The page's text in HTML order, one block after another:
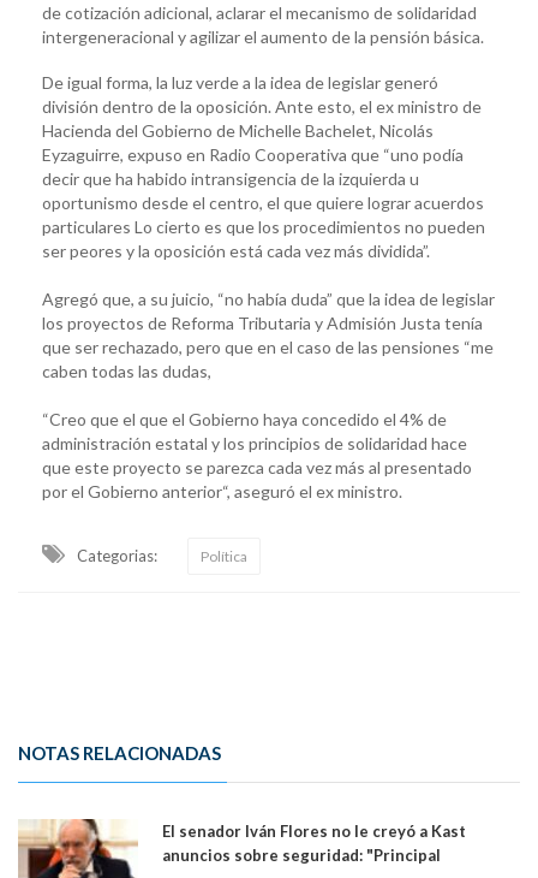
de cotización adicional, aclarar el mecanismo de solidaridad
intergeneracional y agilizar el aumento de la pensión básica.
De igual forma, la luz verde a la idea de legislar generó
división dentro de la oposición. Ante esto, el ex ministro de
Hacienda del Gobierno de Michelle Bachelet, Nicolás
Eyzaguirre, expuso en Radio Cooperativa que “uno podía
decir que ha habido intransigencia de la izquierda u
oportunismo desde el centro, el que quiere lograr acuerdos
particulares Lo cierto es que los procedimientos no pueden
ser peores y la oposición está cada vez más dividida”.
Agregó que, a su juicio, “no había duda” que la idea de legislar
los proyectos de Reforma Tributaria y Admisión Justa tenía
que ser rechazado, pero que en el caso de las pensiones “me
caben todas las dudas,
“Creo que el que el Gobierno haya concedido el 4% de
administración estatal y los principios de solidaridad hace
que este proyecto se parezca cada vez más al presentado
por el Gobierno anterior“, aseguró el ex ministro.
Categorias: Política
NOTAS RELACIONADAS
El senador Iván Flores no le creyó a Kast
anuncios sobre seguridad: "Principal